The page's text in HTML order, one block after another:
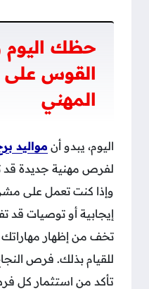
حظك اليوم
القوس على
المهني
اليوم، يبدو أن مواليد
لفرص مهنية جديدة قد
وإذا كنت تعمل على
إيجابية أو توصيات قد
تخف من إظهار مهاراتك
للقيام بذلك. فرص
تأكد من استثمار كل